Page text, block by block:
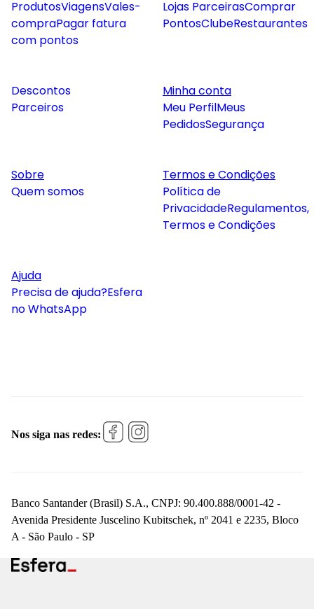
ProdutosViagensVales-
compraPagar fatura
com pontos
Lojas ParceirasComprar
PontosClubeRestaurantes
Descontos
Parceiros
Minha conta
Meu PerfilMeus
PedidosSegurança
Sobre
Quem somos
Termos e Condições
Política de
PrivacidadeRegulamentos,
Termos e Condições
Ajuda
Precisa de ajuda?Esfera
no WhatsApp
Nos siga nas redes:
Banco Santander (Brasil) S.A., CNPJ: 90.400.888/0001-42 -
Avenida Presidente Juscelino Kubitschek, nº 2041 e 2235, Bloco
A - São Paulo - SP